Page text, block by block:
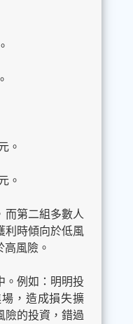
。
。
而第二組多數人
利時傾向於低風
風險。
。例如：明明投
，造成損失擴
險的投資，錯過